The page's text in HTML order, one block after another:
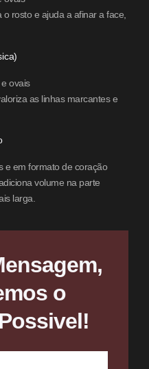
rosto e ajuda a afinar a face,
ovais
as linhas marcantes e
e em formato de coração
volume na parte
larga.
o